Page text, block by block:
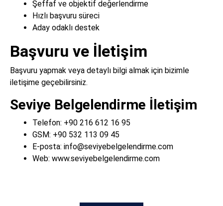
Şeffaf ve objektif değerlendirme
Hızlı başvuru süreci
Aday odaklı destek
Başvuru ve İletişim
Başvuru yapmak veya detaylı bilgi almak için bizimle
iletişime geçebilirsiniz.
Seviye Belgelendirme İletişim
Telefon: +90 216 612 16 95
GSM: +90 532 113 09 45
E-posta: info@seviyebelgelendirme.com
Web: www.seviyebelgelendirme.com